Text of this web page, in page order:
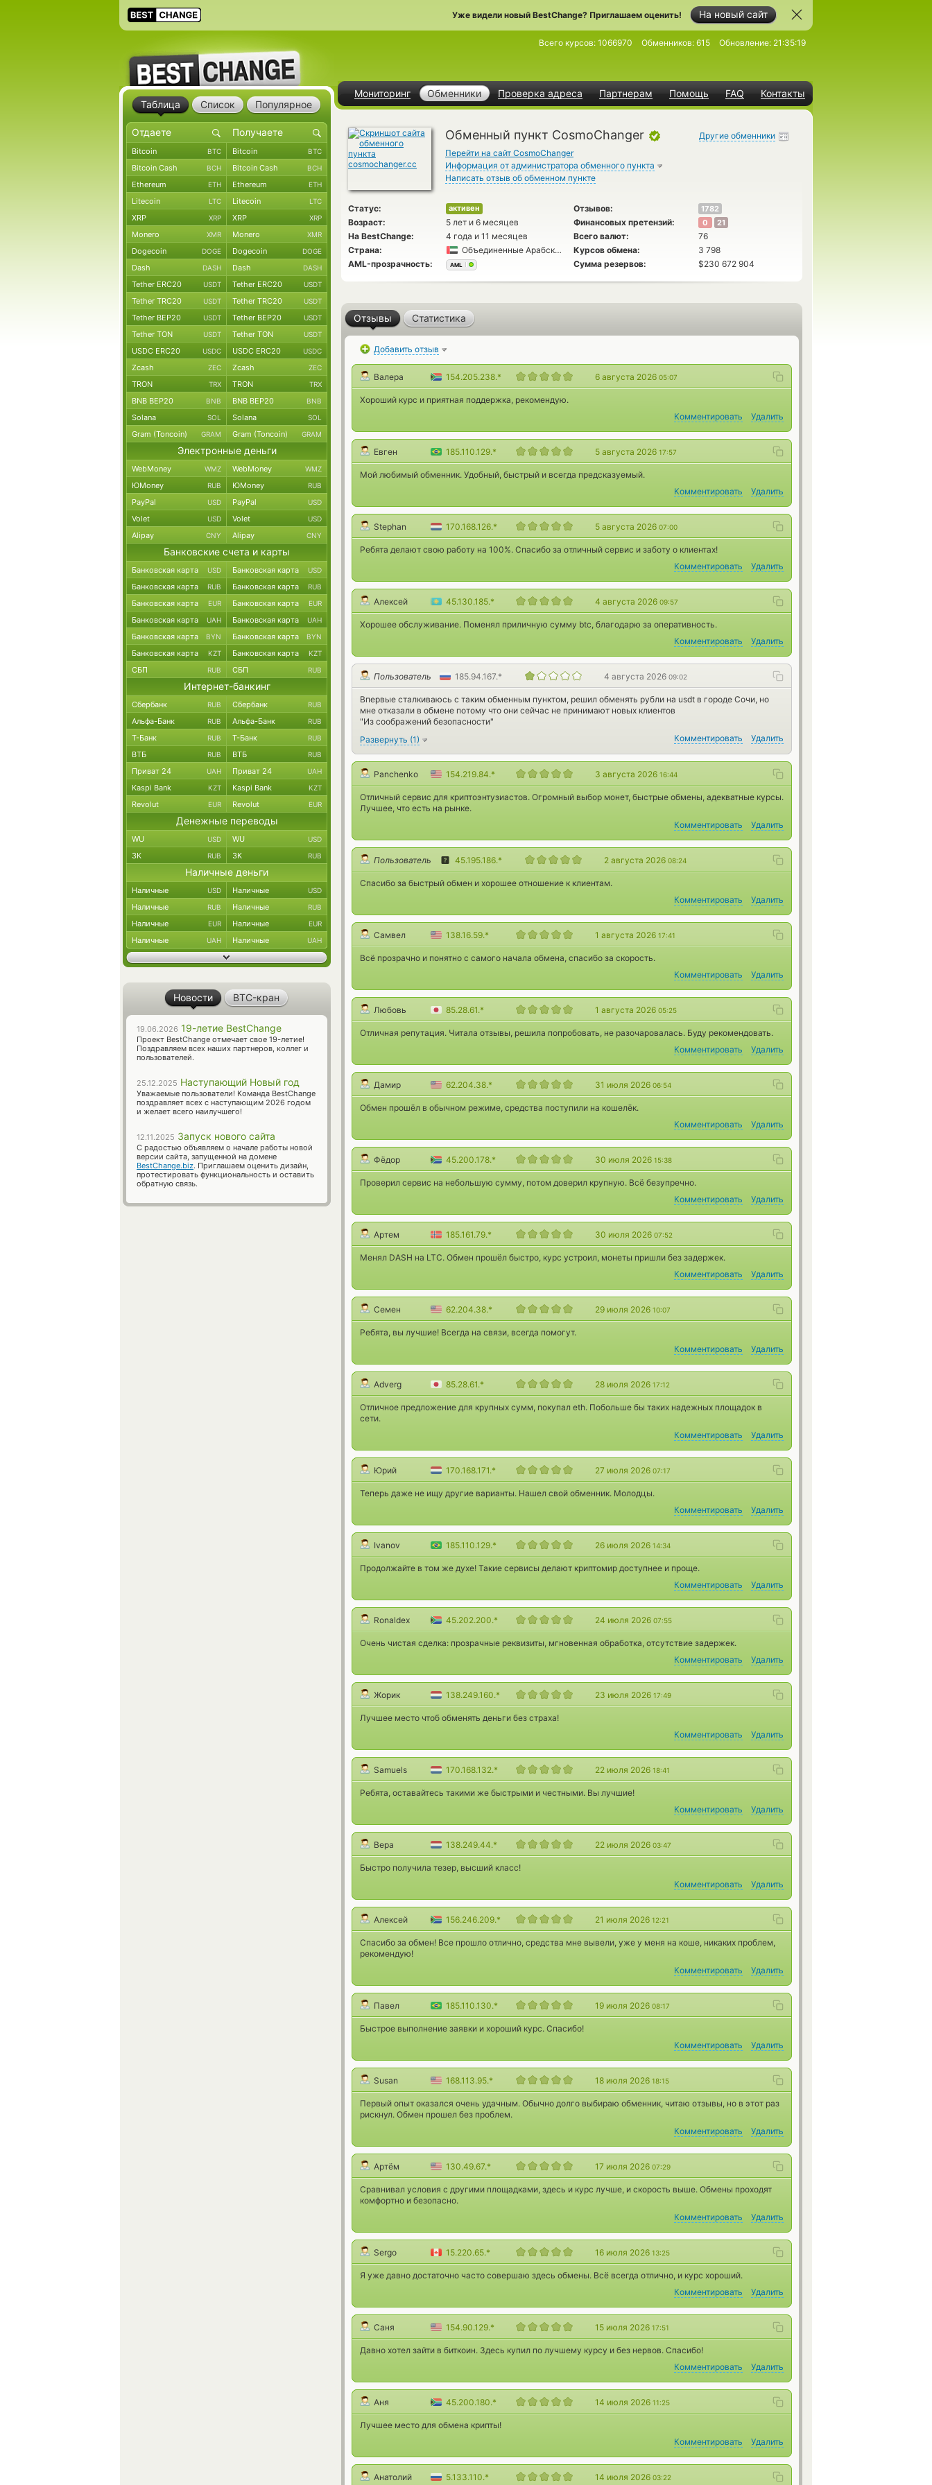
На новый сайт
Уже видели новый BestChange? Приглашаем оценить!
Мониторинг Обменники Проверка адреса Партнерам Помощь FAQ Контакты
Всего курсов: 1066970 Обменников: 615 Обновление: 21:35:19
Обменный пункт CosmoChanger
Перейти на сайт CosmoChanger
Информация от администратора обменного пункта
Написать отзыв об обменном пункте
Другие обменники
Статус: активен Отзывов: 1782
Возраст: 5 лет и 6 месяцев Финансовых претензий: 0 21
На BestChange: 4 года и 11 месяцев Всего валют:
76
Страна:
Объединенные Арабские Эмираты Курсов обмена:
3 798
AML-прозрачность:
AML Сумма резервов: $230 672 904
Отзывы Статистика
Добавить отзыв
Валера 154.205.238.* 6 августа 2026 05:07
Хороший курс и приятная поддержка, рекомендую.
Комментировать
Удалить
Евген 185.110.129.* 5 августа 2026 17:57
Мой любимый обменник. Удобный, быстрый и всегда предсказуемый.
Комментировать
Удалить
Stephan 170.168.126.* 5 августа 2026 07:00
Ребята делают свою работу на 100%. Спасибо за отличный сервис и заботу о клиентах!
Комментировать
Удалить
Алексей 45.130.185.* 4 августа 2026 09:57
Хорошее обслуживание. Поменял приличную сумму btc, благодарю за оперативность.
Комментировать
Удалить
Пользователь 185.94.167.* 4 августа 2026 09:02
Впервые сталкиваюсь с таким обменным пунктом, решил обменять рубли на usdt в городе Сочи, но
мне отказали в обмене потому что они сейчас не принимают новых клиентов
"Из соображений безопасности"
Развернуть (1) Комментировать Удалить
Panchenko 154.219.84.* 3 августа 2026 16:44
Отличный сервис для криптоэнтузиастов. Огромный выбор монет, быстрые обмены, адекватные курсы.
Лучшее, что есть на рынке.
Комментировать
Удалить
Пользователь 45.195.186.* 2 августа 2026 08:24
Спасибо за быстрый обмен и хорошее отношение к клиентам.
Комментировать
Удалить
Самвел 138.16.59.* 1 августа 2026 17:41
Всё прозрачно и понятно с самого начала обмена, спасибо за скорость.
Комментировать
Удалить
Любовь 85.28.61.* 1 августа 2026 05:25
Отличная репутация. Читала отзывы, решила попробовать, не разочаровалась. Буду рекомендовать.
Комментировать
Удалить
Дамир 62.204.38.* 31 июля 2026 06:54
Обмен прошёл в обычном режиме, средства поступили на кошелёк.
Комментировать
Удалить
Фёдор 45.200.178.* 30 июля 2026 15:38
Проверил сервис на небольшую сумму, потом доверил крупную. Всё безупречно.
Комментировать
Удалить
Артем 185.161.79.* 30 июля 2026 07:52
Менял DASH на LTC. Обмен прошёл быстро, курс устроил, монеты пришли без задержек.
Комментировать
Удалить
Семен 62.204.38.* 29 июля 2026 10:07
Ребята, вы лучшие! Всегда на связи, всегда помогут.
Комментировать
Удалить
Adverg 85.28.61.* 28 июля 2026 17:12
Отличное предложение для крупных сумм, покупал eth. Побольше бы таких надежных площадок в
сети.
Комментировать
Удалить
Юрий 170.168.171.* 27 июля 2026 07:17
Теперь даже не ищу другие варианты. Нашел свой обменник. Молодцы.
Комментировать
Удалить
Ivanov 185.110.129.* 26 июля 2026 14:34
Продолжайте в том же духе! Такие сервисы делают криптомир доступнее и проще.
Комментировать
Удалить
Ronaldex 45.202.200.* 24 июля 2026 07:55
Очень чистая сделка: прозрачные реквизиты, мгновенная обработка, отсутствие задержек.
Комментировать
Удалить
Жорик 138.249.160.* 23 июля 2026 17:49
Лучшее место чтоб обменять деньги без страха!
Комментировать
Удалить
Samuels 170.168.132.* 22 июля 2026 18:41
Ребята, оставайтесь такими же быстрыми и честными. Вы лучшие!
Комментировать
Удалить
Вера 138.249.44.* 22 июля 2026 03:47
Быстро получила тезер, высший класс!
Комментировать
Удалить
Алексей 156.246.209.* 21 июля 2026 12:21
Спасибо за обмен! Все прошло отлично, средства мне вывели, уже у меня на коше, никаких проблем,
рекомендую!
Комментировать
Удалить
Павел 185.110.130.* 19 июля 2026 08:17
Быстрое выполнение заявки и хороший курс. Спасибо!
Комментировать
Удалить
Susan 168.113.95.* 18 июля 2026 18:15
Первый опыт оказался очень удачным. Обычно долго выбираю обменник, читаю отзывы, но в этот раз
рискнул. Обмен прошел без проблем.
Комментировать
Удалить
Артём 130.49.67.* 17 июля 2026 07:29
Сравнивал условия с другими площадками, здесь и курс лучше, и скорость выше. Обмены проходят
комфортно и безопасно.
Комментировать
Удалить
Sergo 15.220.65.* 16 июля 2026 13:25
Я уже давно достаточно часто совершаю здесь обмены. Всё всегда отлично, и курс хороший.
Комментировать
Удалить
Саня 154.90.129.* 15 июля 2026 17:51
Давно хотел зайти в биткоин. Здесь купил по лучшему курсу и без нервов. Спасибо!
Комментировать
Удалить
Аня 45.200.180.* 14 июля 2026 11:25
Лучшее место для обмена крипты!
Комментировать
Удалить
Анатолий 5.133.110.* 14 июля 2026 03:22
Таблица Список Популярное
Bitcoin BTC Bitcoin BTC
Bitcoin Cash BCH Bitcoin Cash BCH
Ethereum ETH Ethereum ETH
Litecoin LTC Litecoin LTC
XRP XRP XRP XRP
Monero XMR Monero XMR
Dogecoin DOGE Dogecoin DOGE
Dash DASH Dash DASH
Tether ERC20 USDT Tether ERC20 USDT
Tether TRC20 USDT Tether TRC20 USDT
Tether BEP20 USDT Tether BEP20 USDT
Tether TON USDT Tether TON USDT
USDC ERC20 USDC USDC ERC20 USDC
Zcash ZEC Zcash ZEC
TRON TRX TRON TRX
BNB BEP20 BNB BNB BEP20 BNB
Solana SOL Solana SOL
Gram (Toncoin) GRAM Gram (Toncoin) GRAM
Электронные деньги
WebMoney WMZ WebMoney WMZ
ЮMoney RUB ЮMoney RUB
PayPal USD PayPal USD
Volet USD Volet USD
Alipay CNY Alipay CNY
Банковские счета и карты
Банковская карта USD Банковская карта USD
Банковская карта RUB Банковская карта RUB
Банковская карта EUR Банковская карта EUR
Банковская карта UAH Банковская карта UAH
Банковская карта BYN Банковская карта BYN
Банковская карта KZT Банковская карта KZT
СБП RUB СБП RUB
Интернет-банкинг
Сбербанк RUB Сбербанк RUB
Альфа-Банк RUB Альфа-Банк RUB
Т-Банк RUB Т-Банк RUB
ВТБ RUB ВТБ RUB
Приват 24 UAH Приват 24 UAH
Kaspi Bank KZT Kaspi Bank KZT
Revolut EUR Revolut EUR
Денежные переводы
WU USD WU USD
ЗК RUB ЗК RUB
Наличные деньги
Наличные USD Наличные USD
Наличные RUB Наличные RUB
Наличные EUR Наличные EUR
Наличные UAH Наличные UAH
Новости BTC-кран
19.06.2026 19-летие BestChange
Проект BestChange отмечает свое 19-летие!
Поздравляем всех наших партнеров, коллег и
пользователей.
25.12.2025 Наступающий Новый год
Уважаемые пользователи! Команда BestChange
поздравляет всех с наступающим 2026 годом
и желает всего наилучшего!
12.11.2025 Запуск нового сайта
С радостью объявляем о начале работы новой
версии сайта, запущенной на домене
BestChange.biz. Приглашаем оценить дизайн,
протестировать функциональность и оставить
обратную связь.